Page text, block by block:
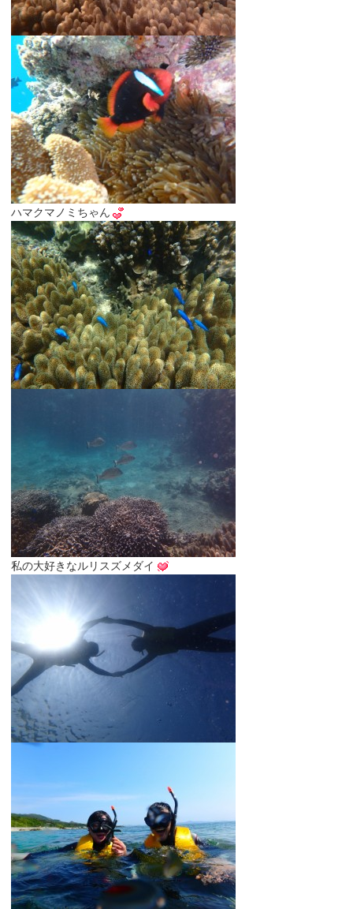
ハマクマノミちゃん
私の大好きなルリスズメダイ